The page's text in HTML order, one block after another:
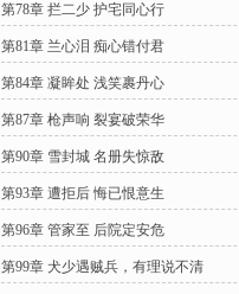
第78章 拦二少 护宅同心行
第81章 兰心泪 痴心错付君
第84章 凝眸处 浅笑裹丹心
第87章 枪声响 裂宴破荣华
第90章 雪封城 名册失惊敌
第93章 遭拒后 悔已恨意生
第96章 管家至 后院定安危
第99章 犬少遇贼兵，有理说不清